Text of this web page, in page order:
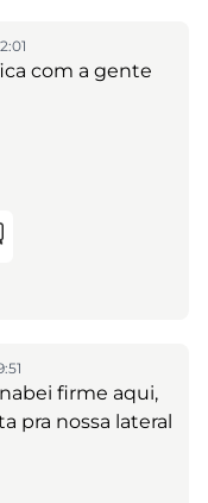
com a gente
firme aqui,
pra nossa lateral